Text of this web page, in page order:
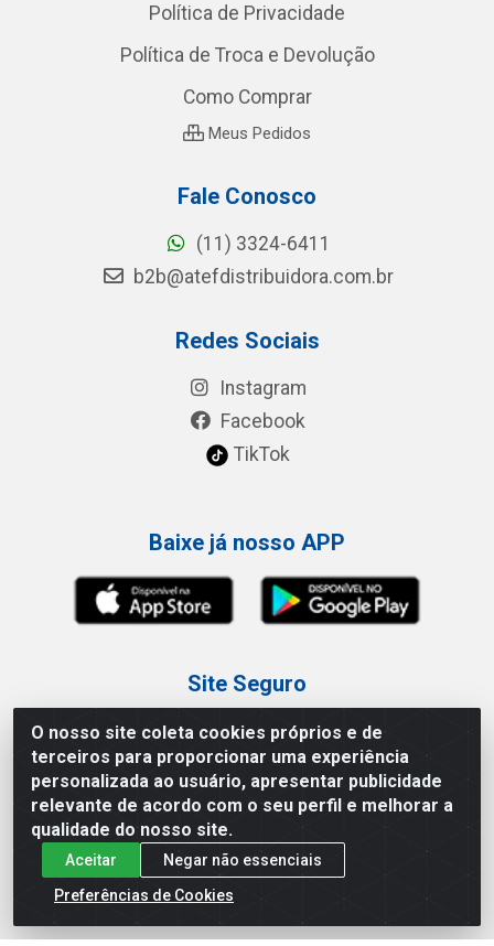
O nosso site coleta cookies próprios e de
terceiros para proporcionar uma experiência
personalizada ao usuário, apresentar publicidade
relevante de acordo com o seu perfil e melhorar a
qualidade do nosso site.
Aceitar
Negar não essenciais
Preferências de Cookies
Política de Privacidade
Política de Troca e Devolução
Como Comprar
Meus Pedidos
Fale Conosco
(11) 3324-6411
b2b@atefdistribuidora.com.br
Redes Sociais
Instagram
Facebook
TikTok
Baixe já nosso APP
Site Seguro
Loja / Showroom
Tel.: (11) 3227-0546
Av Vautier, 587/597 - Pari - São Paulo/SP